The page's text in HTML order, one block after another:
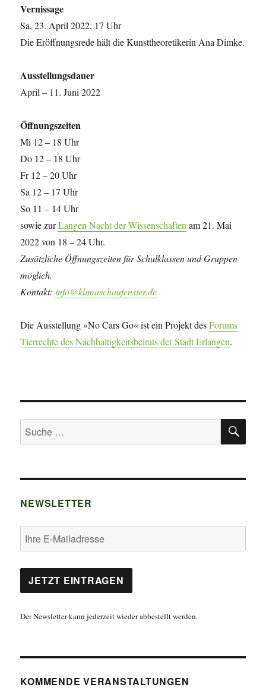
Vernissage
Sa, 23. April 2022, 17 Uhr
Die Eröffnungsrede hält die Kunsttheoretikerin Ana Dimke.
Ausstellungsdauer
April – 11. Juni 2022
Öffnungszeiten
Mi 12 – 18 Uhr
Do 12 – 18 Uhr
Fr 12 – 20 Uhr
Sa 12 – 17 Uhr
So 11 – 14 Uhr
sowie zurLangen Nacht der Wissenschaften am 21. Mai
2022 von 18 – 24 Uhr.
Zusätzliche Öffnungszeiten für Schulklassen und Gruppen
möglich.
Kontakt:info@klimaschaufenster.de
Die Ausstellung »No Cars Go« ist ein Projekt desForums
Tierrechte des Nachhaltigkeitsbeirats der Stadt Erlangen.
Suche
nach:
NEWSLETTER
Der Newsletter kann jederzeit wieder abbestellt werden.
KOMMENDE VERANSTALTUNGEN